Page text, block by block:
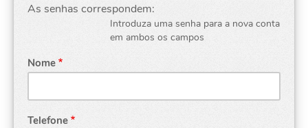
As senhas correspondem:
Introduza uma senha para a nova conta
em ambos os campos
Nome
Telefone